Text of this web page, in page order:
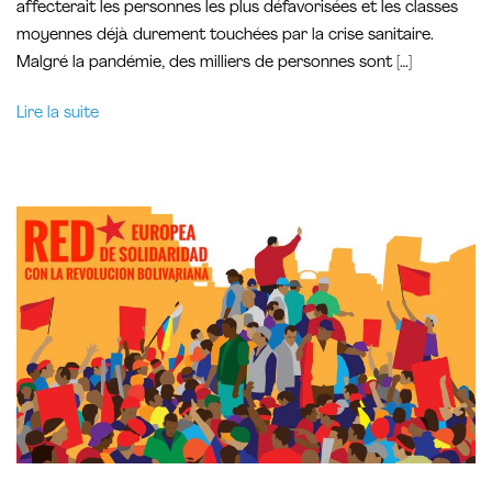
affecterait les personnes les plus défavorisées et les classes
moyennes déjà durement touchées par la crise sanitaire.
Malgré la pandémie, des milliers de personnes sont […]
Lire la suite